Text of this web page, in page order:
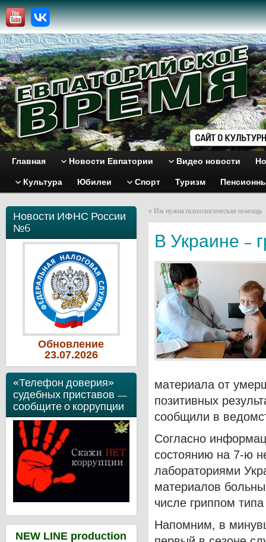
Главная Новости Евпатории Видео новости
Культура Юбилеи Спорт Туризм
Новости ИФНС России
№6
Обновление
23.07.2026
«Телефон доверия»
судебных приставов —
сообщите о коррупции
NEW LINE production
« Им нужна психологическая помощь
В Украине –
материала от
позитивных
сообщили в
Согласно
состоянию на 7-ю
лабораториями
материалов
числе гриппом
Напомним, в